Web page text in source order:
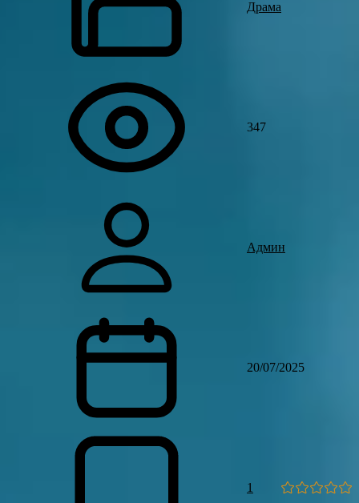
Драма
347
Админ
20/07/2025
1